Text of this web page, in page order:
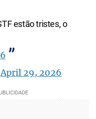
estão tristes, o
April 29, 2026